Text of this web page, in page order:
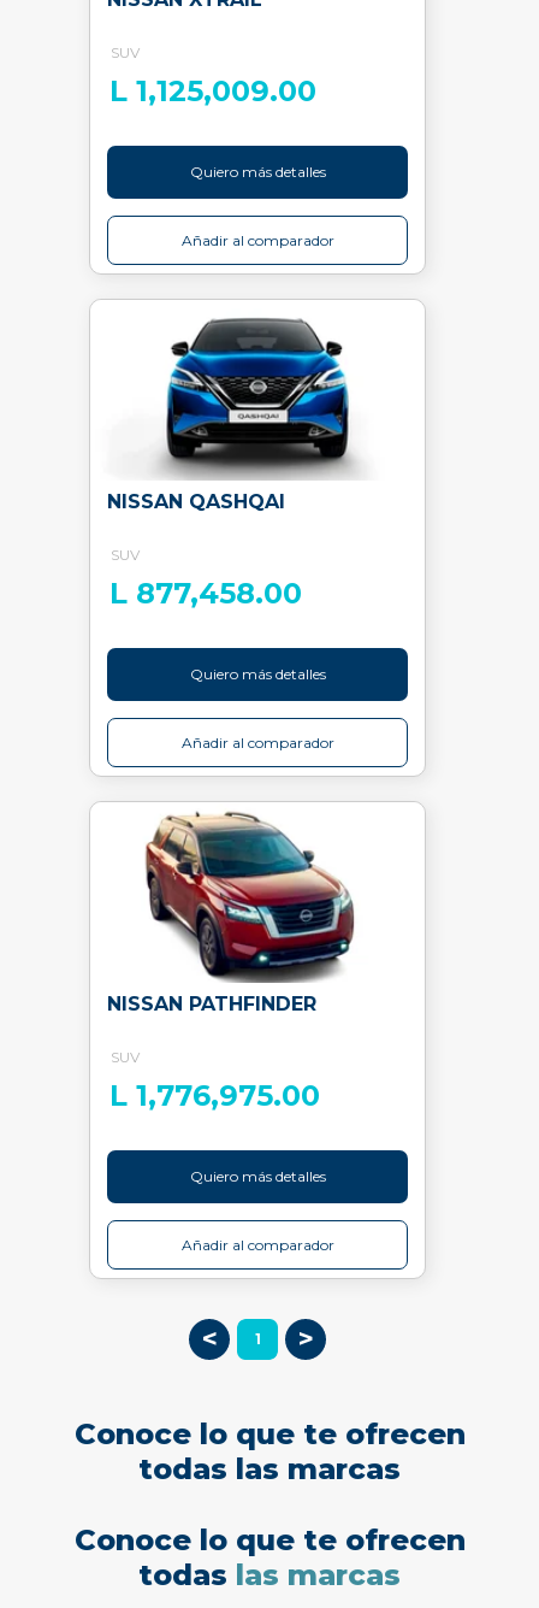
SUV
L 1,125,009.00
Quiero más detalles
Añadir al comparador
NISSAN QASHQAI
SUV
L 877,458.00
Quiero más detalles
Añadir al comparador
NISSAN PATHFINDER
SUV
L 1,776,975.00
Quiero más detalles
Añadir al comparador
< 1 >
Conoce lo que te ofrecen
todas las marcas
Conoce lo que te ofrecen
todas las marcas